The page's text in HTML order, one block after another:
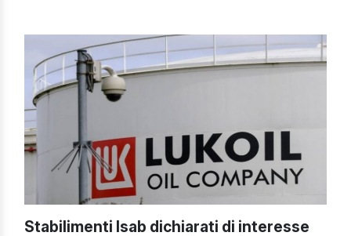
coinvolgendo l’intero vecchio Continente, […]
Stabilimenti Isab dichiarati di interesse